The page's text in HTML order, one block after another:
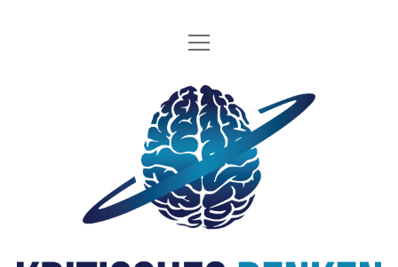
INFO
ÜBER UNS
WAS IST KRITISCHES DENKEN?
GÄSTE
THEMEN
Menü
öffnen
Kritisches
Podcast